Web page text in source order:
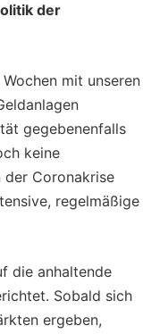
der
mit unseren
gegebenenfalls
keine
der Coronakrise
regelmäßige
die anhaltende
Sobald sich
ergeben,